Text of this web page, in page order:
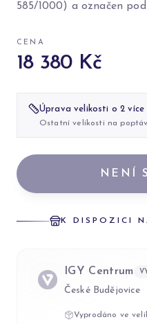
585/1000) a označen
CENA
18 380 Kč
Úprava velikosti o 2 více
Ostatní velikosti na
NENÍ
K DISPOZICI
IGY Centrum
České Budějovice
Vyprodáno ve